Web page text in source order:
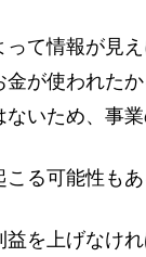
って情報が見
が使われた
いため、事
る可能性もあ
益を上げなけ